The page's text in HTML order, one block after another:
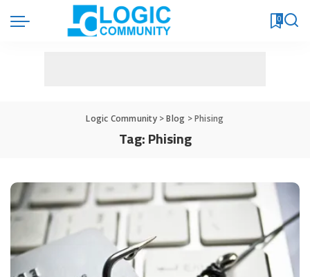
0
Logic Community>Blog >Phising
Tag:Phising